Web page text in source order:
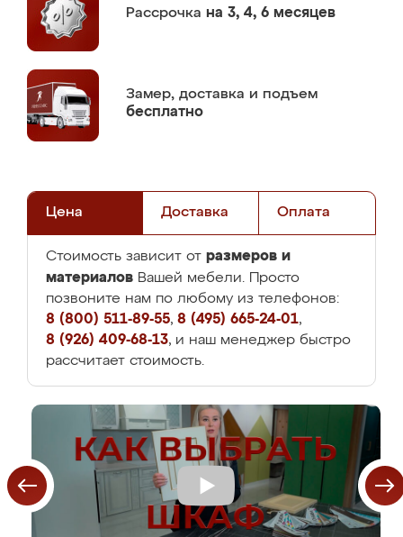
Рассрочка на 3, 4, 6 месяцев
Замер, доставка и подъем
бесплатно
Цена Доставка Оплата
Стоимость зависит от размеров и
материалов Вашей мебели. Просто
позвоните нам по любому из телефонов:
8 (800) 511-89-55, 8 (495) 665-24-01,
8 (926) 409-68-13, и наш менеджер быстро
рассчитает стоимость.